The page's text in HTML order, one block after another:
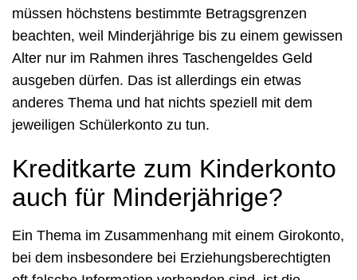
müssen höchstens bestimmte Betragsgrenzen
beachten, weil Minderjährige bis zu einem gewissen
Alter nur im Rahmen ihres Taschengeldes Geld
ausgeben dürfen. Das ist allerdings ein etwas
anderes Thema und hat nichts speziell mit dem
jeweiligen Schülerkonto zu tun.
Kreditkarte zum Kinderkonto
auch für Minderjährige?
Ein Thema im Zusammenhang mit einem Girokonto,
bei dem insbesondere bei Erziehungsberechtigten